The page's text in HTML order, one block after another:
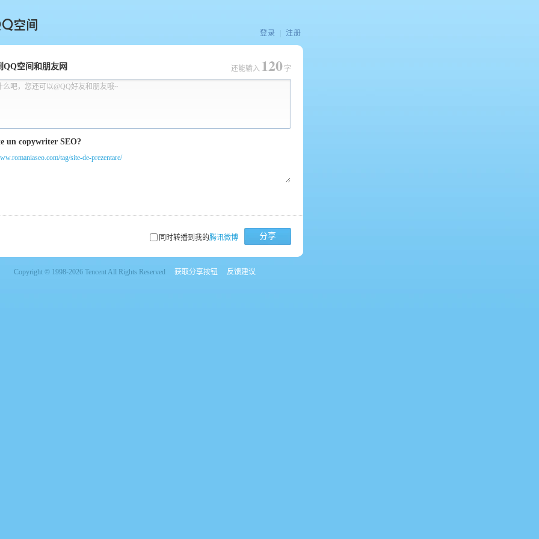
间
登录 注册
QQ空间和朋友网
么吧，您还可以@QQ好友和朋友哦~
还能输入 120 字
tag/site-de-prezentare/
同时转播到我的腾讯微博 分享
Copyright © 1998-2026 Tencent All Rights Reserved 获取分享按钮 反馈建议